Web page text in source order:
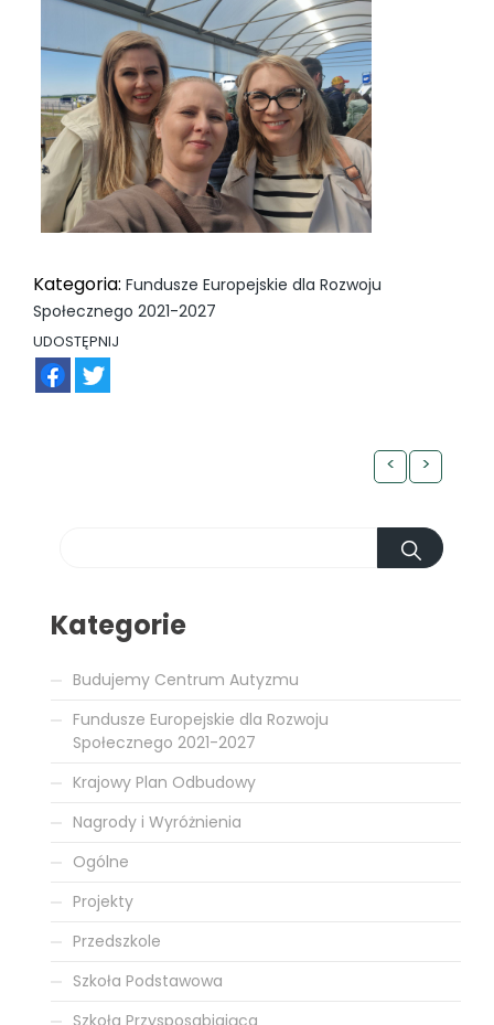
Kategoria: Fundusze Europejskie dla Rozwoju
Społecznego 2021-2027
UDOSTĘPNIJ
< >
Kategorie
Budujemy Centrum Autyzmu
Fundusze Europejskie dla Rozwoju
Społecznego 2021-2027
Krajowy Plan Odbudowy
Nagrody i Wyróżnienia
Ogólne
Projekty
Przedszkole
Szkoła Podstawowa
Szkoła Przysposabiająca